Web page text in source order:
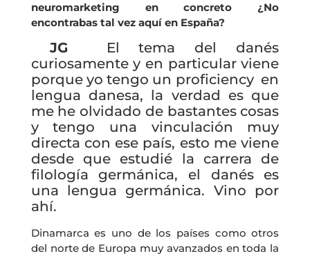
neuromarketing en concreto ¿No
encontrabas tal vez aquí en España?
JG El tema del danés
curiosamente y en particular viene
porque yo tengo un proficiency en
lengua danesa, la verdad es que
me he olvidado de bastantes cosas
y tengo una vinculación muy
directa con ese país, esto me viene
desde que estudié la carrera de
filología germánica, el danés es
una lengua germánica. Vino por
ahí.
Dinamarca es uno de los países como otros
del norte de Europa muy avanzados en toda la